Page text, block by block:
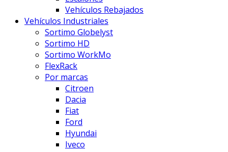
Vehículos Rebajados
Vehículos Industriales
Sortimo Globelyst
Sortimo HD
Sortimo WorkMo
FlexRack
Por marcas
Citroen
Dacia
Fiat
Ford
Hyundai
Iveco